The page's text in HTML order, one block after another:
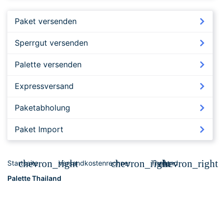
Paket versenden
Sperrgut versenden
Palette versenden
Expressversand
Paketabholung
Paket Import
Startseite
chevron_rightVersandkostenrechnerchevron_right
Thailand
chevron_right
Palette Thailand